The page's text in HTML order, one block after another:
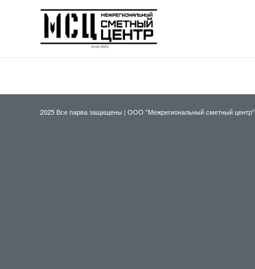
2025 Все парва защищены | ООО "Межрегиональный сметный центр"